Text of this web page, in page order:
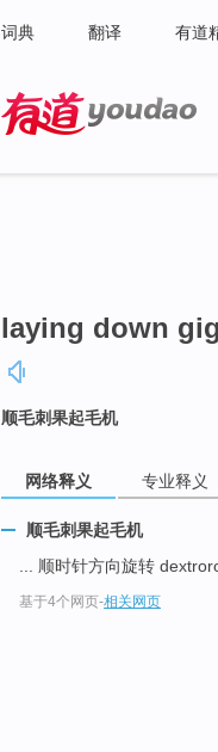
词典 翻译 有道
laying down gig
顺毛刺果起毛机
网络释义 专业释义
顺毛刺果起毛机
... 顺时针方向旋转
基于4个网页-相关网页